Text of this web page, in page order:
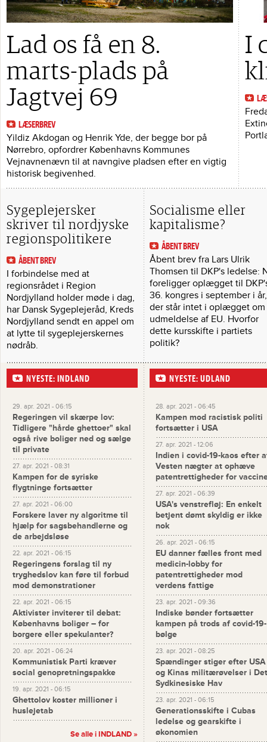
Lad os få en 8.
marts-plads på
Jagtvej 69
LÆSERBREV
Yildiz Akdogan og Henrik Yde, der begge bor på
Nørrebro, opfordrer Københavns Kommunes
Vejnavnenævn til at navngive pladsen efter en vigtig
historisk begivenhed.
I
Sygeplejersker
skriver til nordjyske
regionspolitikere
ÅBENT BREV
I forbindelse med at
regionsrådet i Region
Nordjylland holder møde i dag,
har Dansk Sygeplejeråd, Kreds
Nordjylland sendt en appel om
at lytte til sygeplejerskernes
nødråb.
Socialisme eller
kapitalisme?
ÅBENT BREV
Åbent brev fra Lars Ulrik
Thomsen til DKP's ledelse:
foreligger oplægget til
36. kongres i september i
der står intet i oplægget om
udmeldelse af EU. Hvorfor
dette kursskifte i partiets
politik?
NYESTE: INDLAND
29. apr. 2021 - 06:15
Regeringen vil skærpe lov:
Tidligere "hårde ghettoer" skal
også rive boliger ned og sælge
til private
27. apr. 2021 - 08:31
Kampen for de syriske
flygtninge fortsætter
27. apr. 2021 - 06:00
Forskere laver ny algoritme til
hjælp for sagsbehandlerne og
de arbejdsløse
22. apr. 2021 - 06:15
Regeringens forslag til ny
tryghedslov kan føre til forbud
mod demonstrationer
22. apr. 2021 - 06:15
Aktivister inviterer til debat:
Københavns boliger – for
borgere eller spekulanter?
20. apr. 2021 - 06:24
Kommunistisk Parti kræver
social genopretningspakke
19. apr. 2021 - 06:15
Ghettolov koster millioner i
huslejetab
Se alle i INDLAND »
NYESTE: UDLAND
28. apr. 2021 - 06:45
Kampen mod racistisk politi
fortsætter i USA
27. apr. 2021 - 12:06
Indien i covid-19-kaos efter
Vesten nægter at ophæve
patentrettigheder for
27. apr. 2021 - 06:39
USA's venstrefløj: En enkelt
betjent dømt skyldig er ikke
nok
26. apr. 2021 - 06:15
EU danner fælles front med
medicin-lobby for
patentrettigheder mod
verdens fattige
23. apr. 2021 - 09:36
Indiske bønder fortsætter
kampen på trods af covid-19-
bølge
23. apr. 2021 - 08:25
Spændinger stiger efter USA
og Kinas militærøvelser i Det
Sydkinesiske Hav
23. apr. 2021 - 06:15
Generationsskifte i Cubas
ledelse og gearskifte i
økonomien